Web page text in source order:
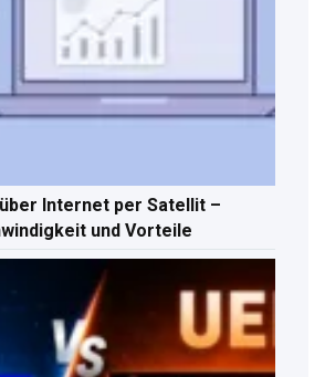
Internet per Satellit –
und Vorteile